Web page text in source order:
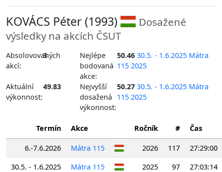
KOVÁCS Péter (1993)
Dosažené
výsledky na akcích ČSUT
Absolovovaných
akcí:
3
Nejlépe
bodovaná
akce:
50.46 30.5. - 1.6.2025 Mátra
115 2025
Aktuální
výkonnost:
49.83
Nejvyšší
dosažená
výkonnost:
50.27 30.5. - 1.6.2025 Mátra
115 2025
Termín Akce Ročník # Čas
6.-7.6.2026 Mátra 115 2026 117
27:29:00
30.5. - 1.6.2025
Mátra 115 2025 97
27:03:14